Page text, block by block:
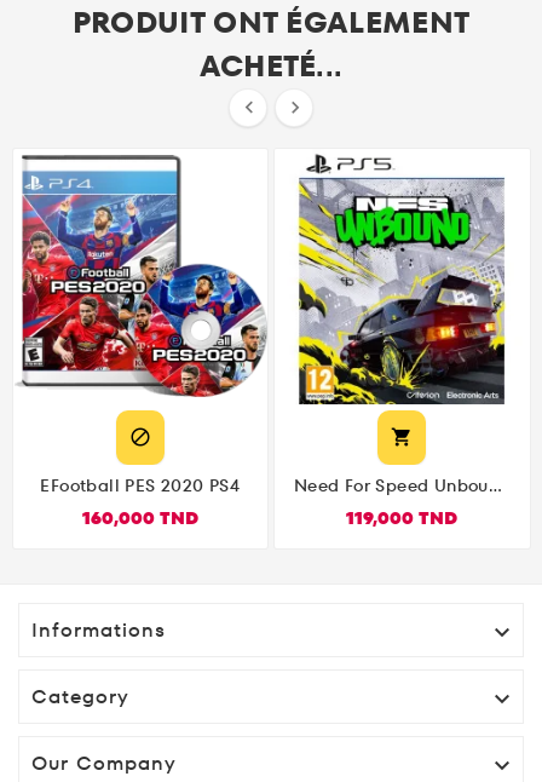
PRODUIT ONT ÉGALEMENT
ACHETÉ...
 

EFootball PES 2020 PS4
160,000 TND

Need For Speed Unbound
PS5
119,000 TND
Informations 
Category 
Our Company 